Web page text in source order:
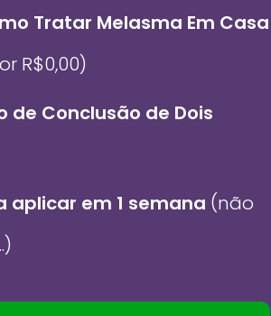
Tratar Melasma Em Casa
R$0,00)
de Conclusão de Dois
aplicar em 1 semana (não